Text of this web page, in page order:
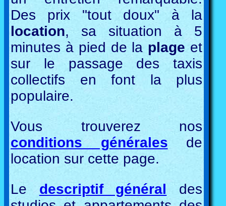
Des prix "tout doux" à la
location, sa situation à 5
minutes à pied de la plage et
sur le passage des taxis
collectifs en font la plus
populaire.
Vous trouverez nos
conditions générales de
location sur cette page.
Le descriptif général des